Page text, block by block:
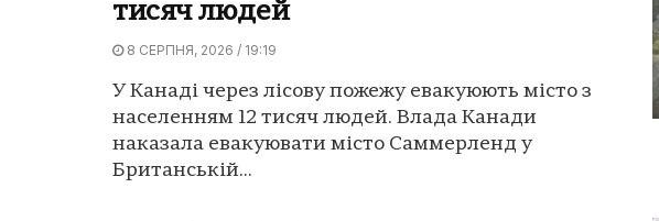
тисяч людей
8 СЕРПНЯ, 2026 / 19:19
У Канаді через лісову пожежу евакуюють місто з
населенням 12 тисяч людей. Влада Канади
наказала евакуювати місто Саммерленд у
Британській...